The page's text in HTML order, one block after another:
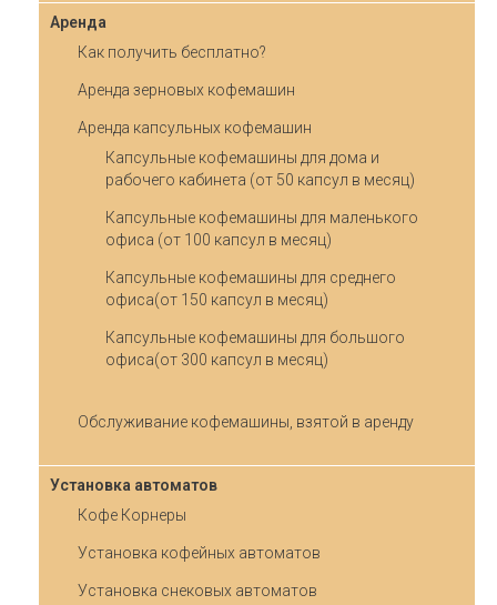
Аренда
Как получить бесплатно?
Аренда зерновых кофемашин
Аренда капсульных кофемашин
Капсульные кофемашины для дома и
рабочего кабинета (от 50 капсул в месяц)
Капсульные кофемашины для маленького
офиса (от 100 капсул в месяц)
Капсульные кофемашины для среднего
офиса(от 150 капсул в месяц)
Капсульные кофемашины для большого
офиса(от 300 капсул в месяц)
Обслуживание кофемашины, взятой в аренду
Установка автоматов
Кофе Корнеры
Установка кофейных автоматов
Установка снековых автоматов